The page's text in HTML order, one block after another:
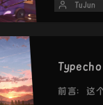
TuJun
前言：这